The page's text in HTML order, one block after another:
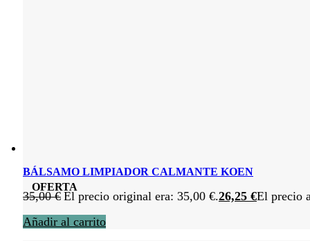
OFERTA
BÁLSAMO LIMPIADOR CALMANTE KOEN
35,00€ El precio original era: 35,00 €.26,25 €El precio
Añadir al carrito